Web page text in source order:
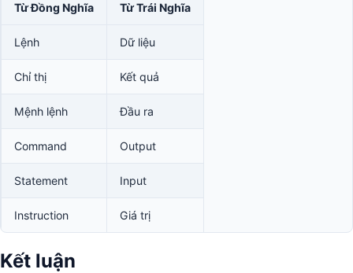
Từ Đồng Nghĩa Từ Trái Nghĩa
Lệnh Dữ liệu
Chỉ thị Kết quả
Mệnh lệnh Đầu ra
Command Output
Statement Input
Instruction Giá trị
Kết luận